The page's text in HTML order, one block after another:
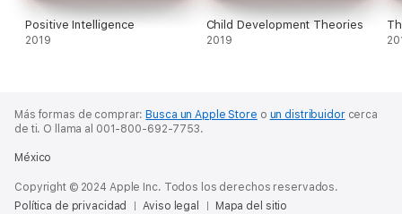
Positive Intelligence
2019
Child Development Theories
2019
Más formas de comprar: Busca un Apple Store o un distribuidorcerca
de ti. O llama al 001-800-692-7753.
México
Copyright © 2024 Apple Inc. Todos los derechos reservados.
Política de privacidad
Aviso legal Mapa del sitio